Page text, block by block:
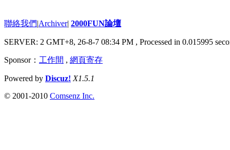
聯絡我們|Archiver| 2000FUN論壇
SERVER: 2 GMT+8, 26-8-7 08:34 PM , Processed in 0.015995
Sponsor： 工作間 , 網頁寄存
Powered by Discuz! X1.5.1
© 2001-2010 Comsenz Inc.